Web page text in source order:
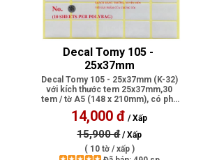
Decal Tomy 105 -
25x37mm
Decal Tomy 105 - 25x37mm (K-32)
với kích thước tem 25x37mm,30
tem / tờ A5 (148 x 210mm), có phủ
lớp ..
14,000 đ / Xấp
15,900 đ/ Xấp
( 10 tờ / xấp )